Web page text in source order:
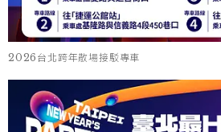
2026台北跨年散場接駁專車